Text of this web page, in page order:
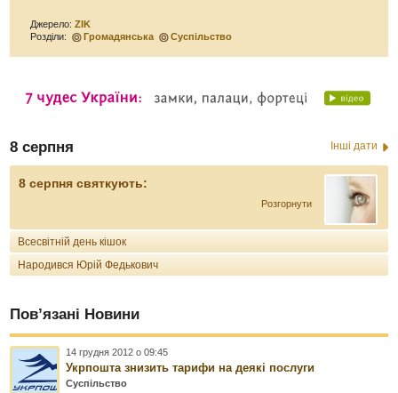
Джерело:ZIK
Розділи:
Громадянська Суспільство
8 серпня Інші дати
8 серпня святкують:
Розгорнути
Всесвітній день кішок
Народився Юрій Федькович
Пов’язані Новини
14 грудня 2012 о 09:45
Укрпошта знизить тарифи на деякі послуги
Суспільство